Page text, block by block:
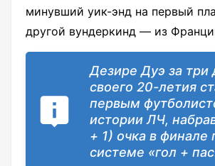
минувший уик-энд на первый
другой вундеркинд — из
Дезире Дуэ за три
своего 20-летия
первым
истории ЛЧ,
+ 1) очка в финале
системе «гол +